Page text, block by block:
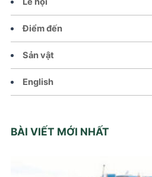
Điểm đến
Sản vật
English
BÀI VIẾT MỚI NHẤT